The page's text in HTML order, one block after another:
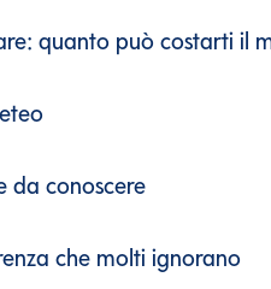
quanto può costarti il
quanto può costarti il
da conoscere
da conoscere
che molti ignorano
che molti ignorano